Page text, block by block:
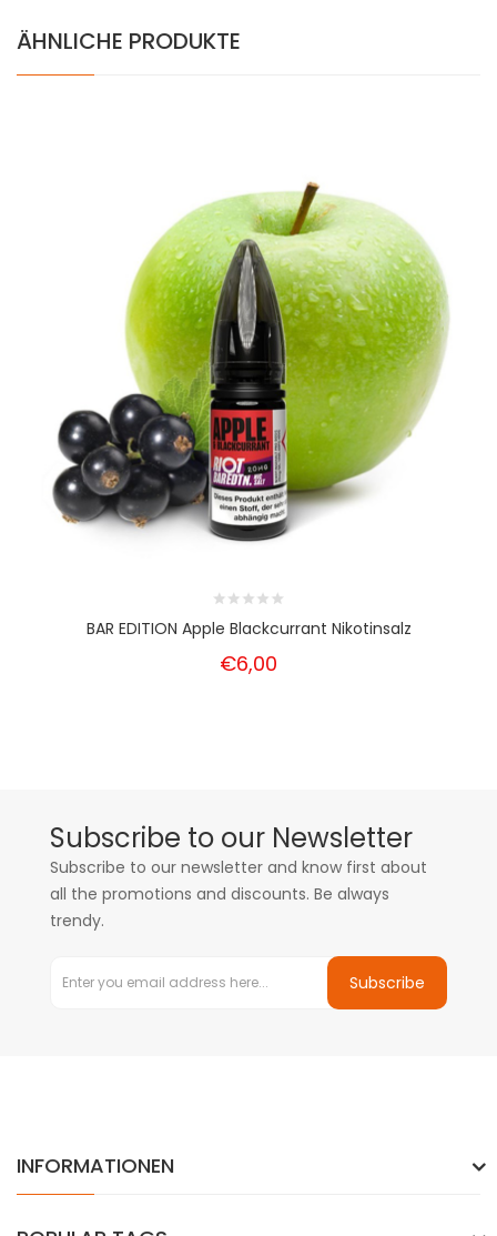
ÄHNLICHE PRODUKTE
BAR EDITION Apple Blackcurrant Nikotinsalz
€6,00
Subscribe to our Newsletter
Subscribe to our newsletter and know first about
all the promotions and discounts. Be always
trendy.
Subscribe
INFORMATIONEN